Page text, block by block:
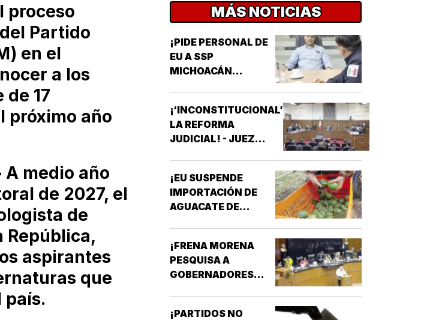
proceso
Partido
en el
a los
17
próximo año
A medio año
de 2027, el
de
República,
aspirantes
que
país.
MÁS NOTICIAS
¡PIDE PERSONAL DE
EU A SSP
MICHOACÁN
¡‘INCONSTITUCIONAL’
LA REFORMA
JUDICIAL! - JUEZ
¡EU SUSPENDE
IMPORTACIÓN DE
AGUACATE DE
¡FRENA MORENA
PESQUISA A
GOBERNADORES
¡PARTIDOS NO